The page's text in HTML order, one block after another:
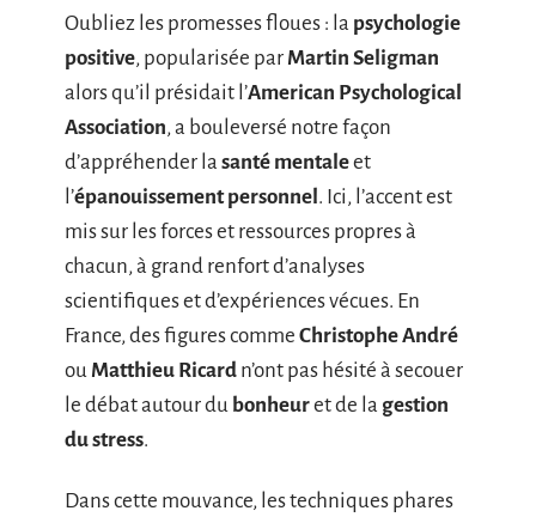
Oubliez les promesses floues : la psychologie
positive, popularisée par Martin Seligman
alors qu’il présidait l’American Psychological
Association, a bouleversé notre façon
d’appréhender la santé mentaleet
l’épanouissement personnel. Ici, l’accent est
mis sur les forces et ressources propres à
chacun, à grand renfort d’analyses
scientifiques et d’expériences vécues. En
France, des figures comme Christophe André
ou Matthieu Ricard n’ont pas hésité à secouer
le débat autour du bonheuret de la gestion
du stress.
Dans cette mouvance, les techniques phares